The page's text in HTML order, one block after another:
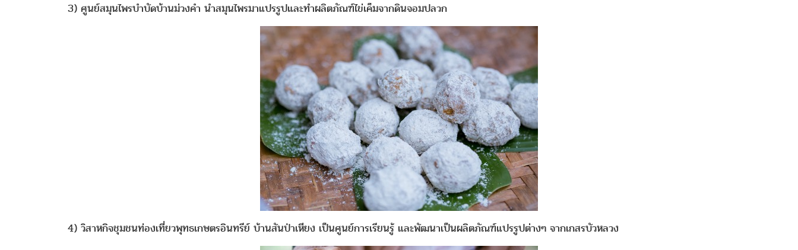
3) ศูนย์สมุนไพรบำบัดบ้านม่วงคำ นำสมุนไพรมาแปรรูปและทำผลิตภัณฑ์ไข่เค็มจากดินจอมปลวก
4) วิสาหกิจชุมชนท่องเที่ยวพุทธเกษตรอินทรีย์ บ้านสันป่าเหียง เป็นศูนย์การเรียนรู้ และพัฒนาเป็นผลิตภัณฑ์แปรรูปต่างๆ จากเกสรบัวหลวง